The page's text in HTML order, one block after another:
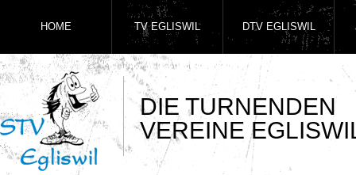
DIE TURNENDEN
VEREINE
HOME TV EGLISWIL DTV EGLISWIL